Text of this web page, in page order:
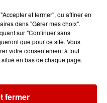
Voir plus
Roi Arthur 2026 !
et fermer", ou affiner en
dans "Gérer mes choix".
sur "Continuer sans
que pour ce site. Vous
votre consentement à tout
en bas de chaque page.
fermer